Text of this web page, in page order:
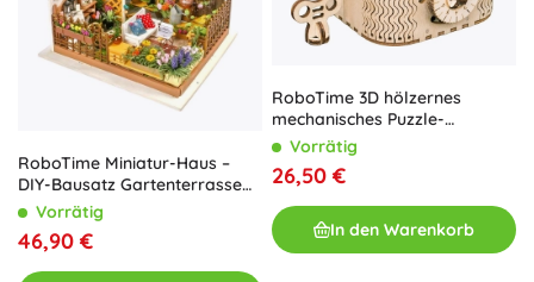
RoboTime Miniatur-Haus –
DIY-Bausatz Gartenterrasse
mit LED
Vorrätig
46,90 €
RoboTime 3D hölzernes
mechanisches Puzzle-
Schmuckkästchen
Vorrätig
26,50 €
In den Warenkorb